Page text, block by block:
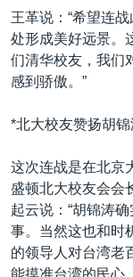
埃博拉疫情
美国之音专访
重要讲话与声明
台海两岸关系
关注西藏
关注新疆
GEN Z 看美国
关注我们
其他语言网站
王革说：“希望连
处形成美好远景。
们清华校友，我们
感到骄傲。”
*北大校友赞扬胡锦
这次连战是在北京
盛顿北大校友会会
起云说：“胡锦涛
事。当然这也和时
的领导人对台湾老
能摸准台湾的民心